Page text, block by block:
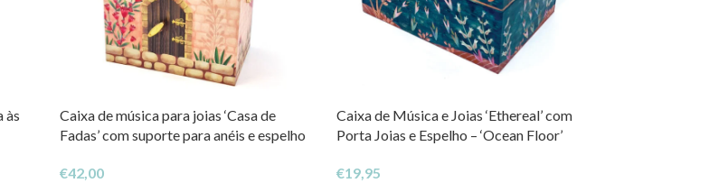
às
Caixa de música para joias ‘Casa de
Fadas’ com suporte para anéis e espelho
€42,00
Caixa de Música e Joias ‘Ethereal’ com
Porta Joias e Espelho – ‘Ocean Floor’
€19,95